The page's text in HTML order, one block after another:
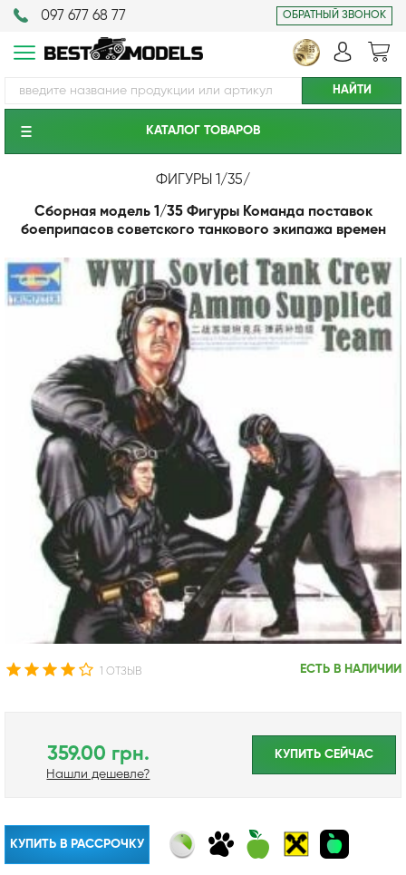
097 677 68 77 ОБРАТНЫЙ ЗВОНОК
КАТАЛОГ ТОВАРОВ
ФИГУРЫ 1/35/
Сборная модель 1/35 Фигуры Команда поставок
боеприпасов советского танкового экипажа времен
1 ОТЗЫВ ЕСТЬ В НАЛИЧИИ
359.00 грн.
Нашли дешевле?
КУПИТЬ CЕЙЧАС
КУПИТЬ В РАССРОЧКУ